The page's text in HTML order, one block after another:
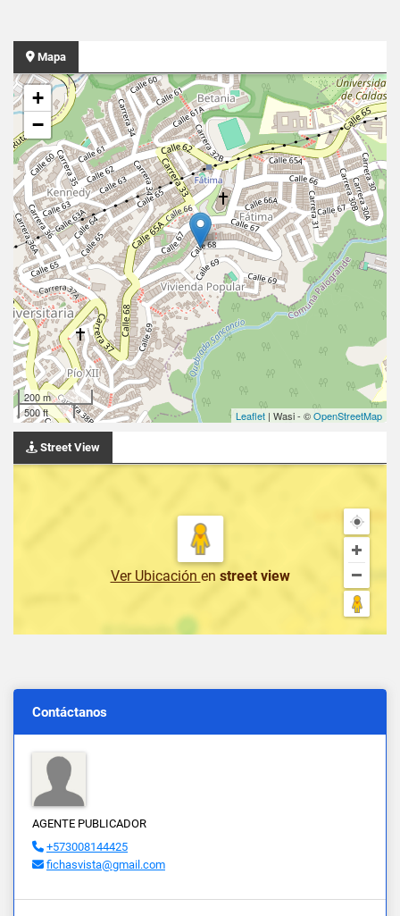
Mapa
+
−
200 m
500 ft
Leaflet | Wasi - ©OpenStreetMap
Street View
Ver Ubicación en street view
Contáctanos
AGENTE PUBLICADOR
+573008144425
fichasvista@gmail.com